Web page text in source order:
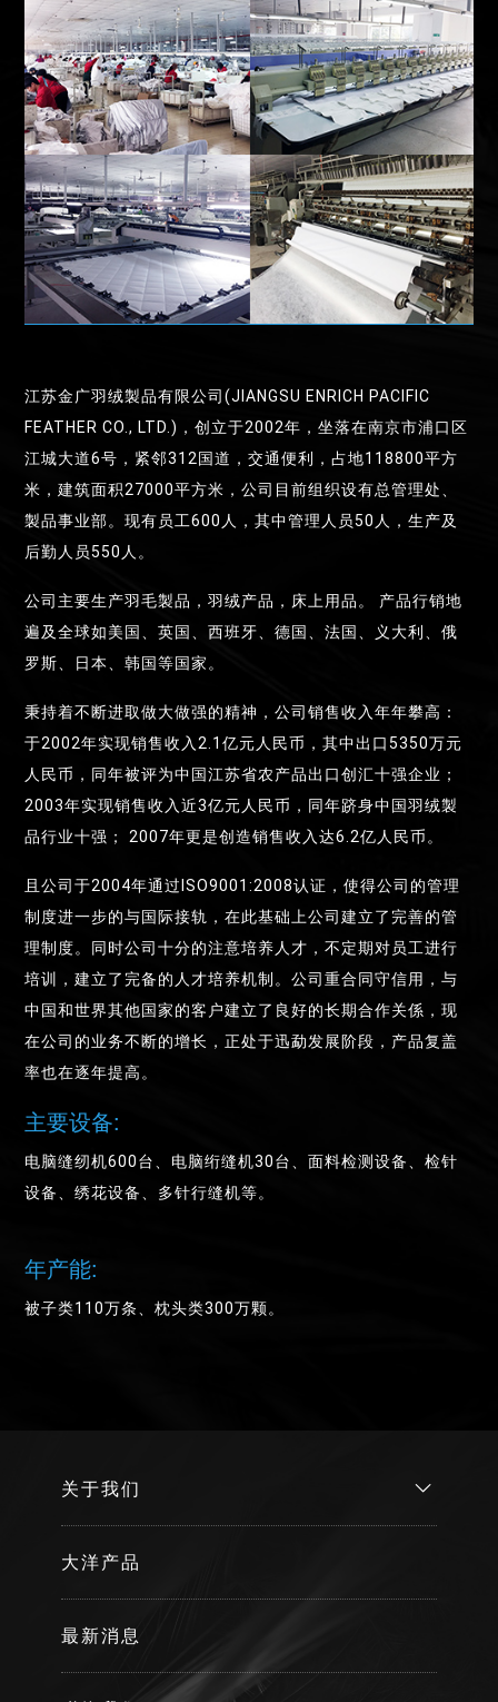
江苏金广羽绒製品有限公司(JIANGSU ENRICH PACIFIC
FEATHER CO., LTD.)，创立于2002年，坐落在南京市浦口区
江城大道6号，紧邻312国道，交通便利，占地118800平方
米，建筑面积27000平方米，公司目前组织设有总管理处、
製品事业部。现有员工600人，其中管理人员50人，生产及
后勤人员550人。
公司主要生产羽毛製品，羽绒产品，床上用品。 产品行销地
遍及全球如美国、英国、西班牙、德国、法国、义大利、俄
罗斯、日本、韩国等国家。
秉持着不断进取做大做强的精神，公司销售收入年年攀高：
于2002年实现销售收入2.1亿元人民币，其中出口5350万元
人民币，同年被评为中国江苏省农产品出口创汇十强企业；
2003年实现销售收入近3亿元人民币，同年跻身中国羽绒製
品行业十强； 2007年更是创造销售收入达6.2亿人民币。
且公司于2004年通过ISO9001:2008认证，使得公司的管理
制度进一步的与国际接轨，在此基础上公司建立了完善的管
理制度。同时公司十分的注意培养人才，不定期对员工进行
培训，建立了完备的人才培养机制。公司重合同守信用，与
中国和世界其他国家的客户建立了良好的长期合作关係，现
在公司的业务不断的增长，正处于迅勐发展阶段，产品复盖
率也在逐年提高。
主要设备:
电脑缝纫机600台、电脑绗缝机30台、面料检测设备、检针
设备、绣花设备、多针行缝机等。
年产能:
被子类110万条、枕头类300万颗。
关于我们
大洋产品
最新消息